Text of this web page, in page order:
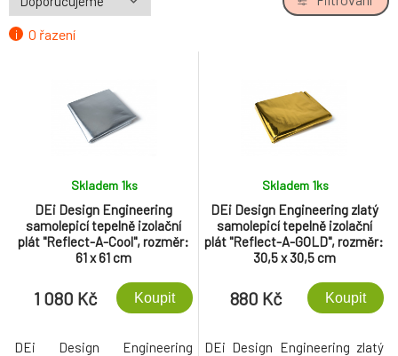
O řazení
DEi Design Engineering
samolepicí tepelně izolační
plát "Reflect-A-Cool", rozměr:
61 x 61 cm
Skladem 1ks
1 080 Kč Koupit
DEi Design Engineering
DEi Design Engineering zlatý
samolepicí tepelně izolační
plát "Reflect-A-GOLD", rozměr:
30,5 x 30,5 cm
Skladem 1ks
880 Kč Koupit
DEi Design Engineering zlatý